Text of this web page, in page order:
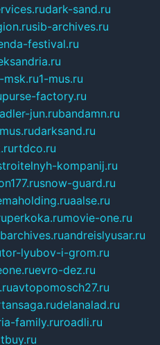
dark-sand.ru
sib-archives.ru
festival.ru
msk.ru1-mus.ru
purse-factory.ru
adler-jun.rubandamn.ru
darksand.ru
rtdco.ru
kompanij.ru
snow-guard.ru
aalse.ru
perkoka.rumovie-one.ru
andreislyusar.ru
tor-lyubov-i-grom.ru
evro-dez.ru
avtopomosch27.ru
delanalad.ru
family.ruroadli.ru